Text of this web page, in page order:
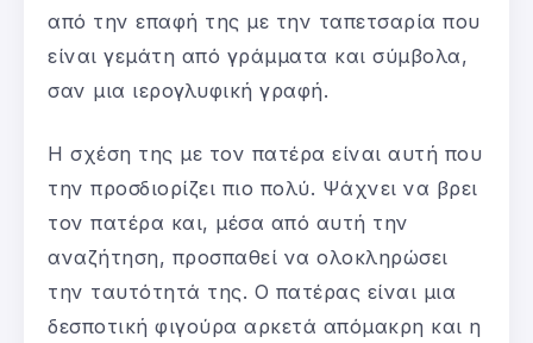
από την επαφή της με την ταπετσαρία που
είναι γεμάτη από γράμματα και σύμβολα,
σαν μια ιερογλυφική γραφή.
Η σχέση της με τον πατέρα είναι αυτή που
την προσδιορίζει πιο πολύ. Ψάχνει να βρει
τον πατέρα και, μέσα από αυτή την
αναζήτηση, προσπαθεί να ολοκληρώσει
την ταυτότητά της. Ο πατέρας είναι μια
δεσποτική φιγούρα αρκετά απόμακρη και η